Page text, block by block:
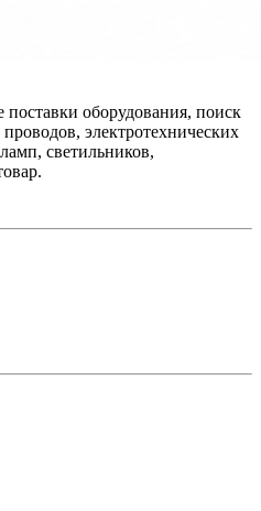
оборудования, поиск
электротехнических
светильников,